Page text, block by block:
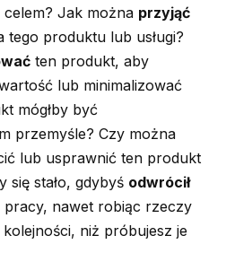
celem? Jak można przyjąć
tego produktu lub usługi?
ten produkt, aby
lub minimalizować
mógłby być
przemyśle? Czy można
lub usprawnić ten produkt
się stało, gdybyś odwrócił
nawet robiąc rzeczy
niż próbujesz je